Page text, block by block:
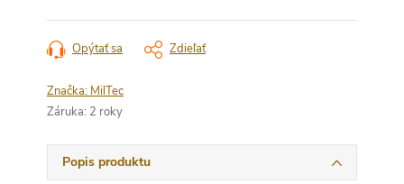
Opýtať sa Zdieľať
Značka: MilTec
Záruka: 2 roky
Popis produktu